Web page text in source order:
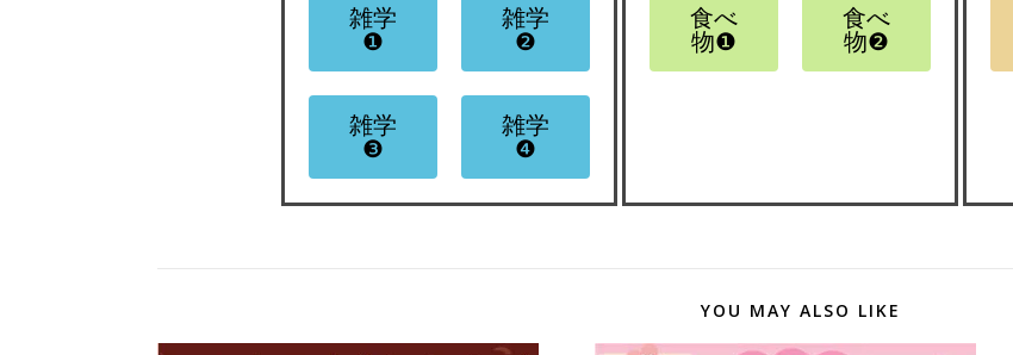
雑学
❶
雑学
❷
雑学
❸
雑学
❹
食べ
物❶
食べ
物❷
YOU MAY ALSO LIKE